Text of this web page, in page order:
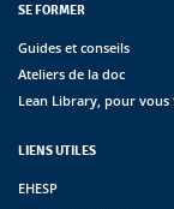
SE FORMER
Guides et conseils
Ateliers de la doc
Lean Library, pour
LIENS UTILES
EHESP